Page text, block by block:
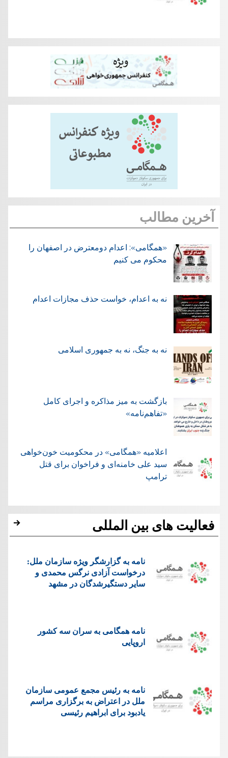
آخرین مطالب
«همگامی»: اعدام دومعترض در اصفهان را
محکوم می کنیم
نه به اعدام، خواست حذف مجازات اعدام
نه به جنگ، نه به جمهوری اسلامی
بازگشت به میز مذاکره و اجرای کامل
«تفاهم‌نامه»
اعلامیه «همگامی» در محکومیت خون‌خواهی
سید علی خامنه‌ای و فراخوان برای قتل
ترامپ
فعالیت های بین المللی
نامه به گزارشگر ویژه سازمان ملل:
درخواست آزادی نرگس محمدی و
سایر دستگیرشدگان در مشهد
نامه همگامی به سران سه کشور
اروپایی
نامه به رئیس مجمع عمومی سازمان
ملل در اعتراض به برگزاری مراسم
یادبود برای ابراهیم رئیسی